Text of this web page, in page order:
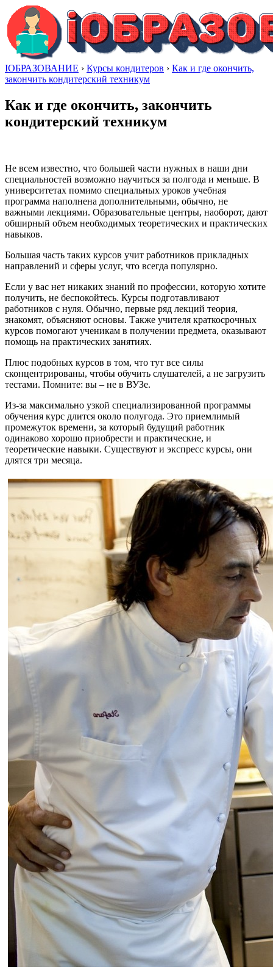
IОБРАЗОВАНИЕ › Курсы кондитеров › Как и где окончить,
закончить кондитерский техникум
Как и где окончить, закончить
кондитерский техникум
Не всем известно, что большей части нужных в наши дни
специальностей возможно научиться за полгода и меньше. В
университетах помимо специальных уроков учебная
программа наполнена дополнительными, обычно, не
важными лекциями. Образовательные центры, наоборот, дают
обширный объем необходимых теоретических и практических
навыков.
Большая часть таких курсов учит работников прикладных
направлений и сферы услуг, что всегда популярно.
Если у вас нет никаких знаний по профессии, которую хотите
получить, не беспокойтесь. Курсы подготавливают
работников с нуля. Обычно, первые ряд лекций теория,
знакомят, объясняют основы. Также учителя краткосрочных
курсов помогают ученикам в получении предмета, оказывают
помощь на практических занятиях.
Плюс подобных курсов в том, что тут все силы
сконцентрированы, чтобы обучить слушателей, а не загрузить
тестами. Помните: вы – не в ВУЗе.
Из-за максимально узкой специализированной программы
обучения курс длится около полугода. Это приемлимый
промежуток времени, за который будущий работник
одинаково хорошо приобрести и практические, и
теоретические навыки. Существуют и экспресс курсы, они
длятся три месяца.